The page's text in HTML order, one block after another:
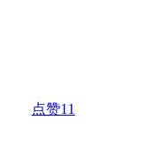
点赞11